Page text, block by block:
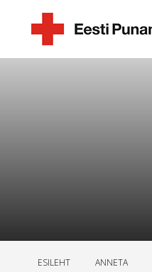
ESILEHT ANNETA